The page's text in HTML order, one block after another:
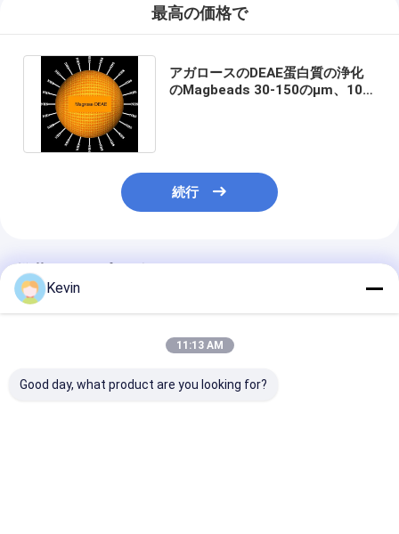
最高の価格で
アガロースのDEAE蛋白質の浄化
のMagbeads 30-150のμm、10%
続行
推薦されたプロダクト
Kevin
11:13 AM
Good day, what product are you looking for?